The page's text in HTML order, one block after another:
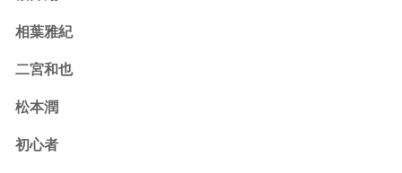
相葉雅紀
二宮和也
松本潤
初心者